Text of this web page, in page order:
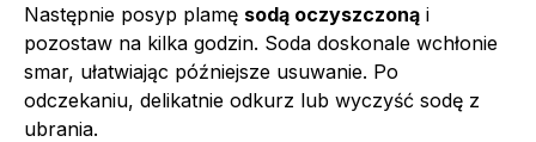
Następnie posyp plamę sodą oczyszczoną i
pozostaw na kilka godzin. Soda doskonale wchłonie
smar, ułatwiając późniejsze usuwanie. Po
odczekaniu, delikatnie odkurz lub wyczyść sodę z
ubrania.